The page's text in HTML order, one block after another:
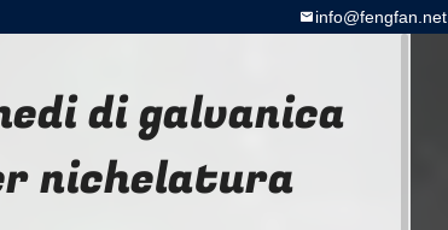
info@fengfan.net
di galvanica
nichelatura